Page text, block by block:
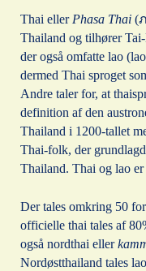
Thai eller Phasa Thai (
Thailand og tilhører
der også omfatte lao
dermed Thai sproget
Andre taler for, at
definition af den
Thailand i 1200-tallet
Thai-folk, der
Thailand. Thai og lao
Der tales omkring 50
officielle thai tales af
også nordthai eller
Nordøstthailand tales